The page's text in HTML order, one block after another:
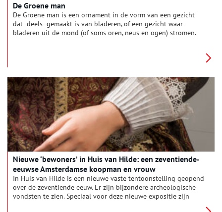
De Groene man
De Groene man is een ornament in de vorm van een gezicht
dat -deels- gemaakt is van bladeren, of een gezicht waar
bladeren uit de mond (of soms oren, neus en ogen) stromen.
mannen van Nederland! De Groene man wordt tegenwoordig
onder andere gezien als het symbool voor de verbinding van
de mens met de natuur. Maar werd hij altijd zo gezien? Lees
verder over de speurtocht naar de betekenis van de Groene
man.
Nieuwe ‘bewoners’ in Huis van Hilde: een zeventiende-
eeuwse Amsterdamse koopman en vrouw
In Huis van Hilde is een nieuwe vaste tentoonstelling geopend
over de zeventiende eeuw. Er zijn bijzondere archeologische
vondsten te zien. Speciaal voor deze nieuwe expositie zijn